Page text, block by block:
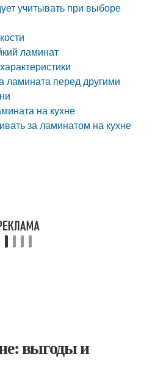
учитывать при выборе
ламинат
ламината перед другими
на кухне
за ламинатом на кухне
выгоды и